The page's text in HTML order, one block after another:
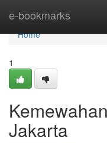
e-bookmarks
Home
Home
1
Jakarta